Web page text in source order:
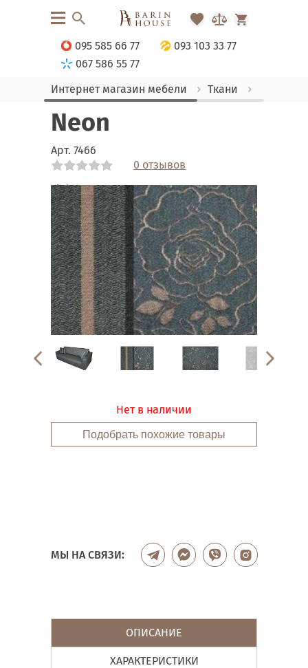
095 585 66 77
093 103 33 77
067 586 55 77
Интернет магазин мебели
Ткани
Neon
Арт. 7466
0 отзывов
Link
Link
Link
Link
Link
Link
Link
Link
Link
Link
Link
Link
Link
Нет в наличии
Подобрать похожие товары
МЫ НА СВЯЗИ:
ОПИСАНИЕ
ХАРАКТЕРИСТИКИ